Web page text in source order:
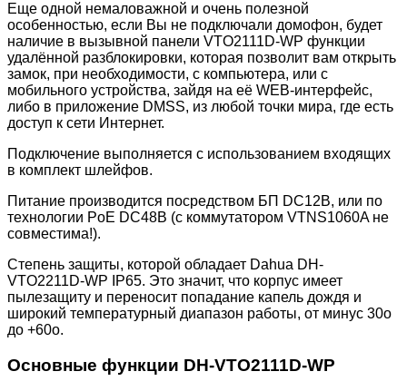
Еще одной немаловажной и очень полезной
особенностью, если Вы не подключали домофон, будет
наличие в вызывной панели VTO2111D-WP функции
удалённой разблокировки, которая позволит вам открыть
замок, при необходимости, с компьютера, или с
мобильного устройства, зайдя на её WEB-интерфейс,
либо в приложение DMSS, из любой точки мира, где есть
доступ к сети Интернет.
Подключение выполняется с использованием входящих
в комплект шлейфов.
Питание производится посредством БП DC12В, или по
технологии PoE DC48В (с коммутатором VTNS1060A не
совместима!).
Степень защиты, которой обладает Dahua DH-
VTO2211D-WP IP65. Это значит, что корпус имеет
пылезащиту и переносит попадание капель дождя и
широкий температурный диапазон работы, от минус 30о
до +60о.
Основные функции DH-VTO2111D-WP